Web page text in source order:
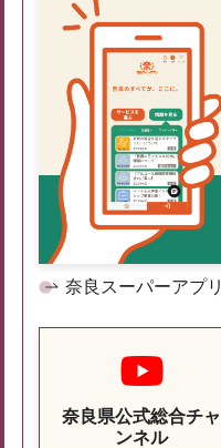
奈良スーパーアプリ
奈良県公式総合チャ
ンネル